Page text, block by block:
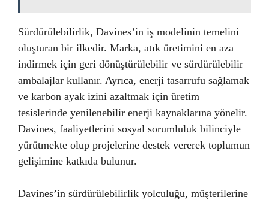
Sürdürülebilirlik, Davines’in iş modelinin temelini
oluşturan bir ilkedir. Marka, atık üretimini en aza
indirmek için geri dönüştürülebilir ve sürdürülebilir
ambalajlar kullanır. Ayrıca, enerji tasarrufu sağlamak
ve karbon ayak izini azaltmak için üretim
tesislerinde yenilenebilir enerji kaynaklarına yönelir.
Davines, faaliyetlerini sosyal sorumluluk bilinciyle
yürütmekte olup projelerine destek vererek toplumun
gelişimine katkıda bulunur.
Davines’in sürdürülebilirlik yolculuğu, müşterilerine